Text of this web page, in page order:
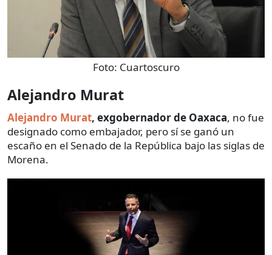
Foto: Cuartoscuro
Alejandro Murat
Alejandro Murat, exgobernador de Oaxaca, no fue
designado como embajador, pero sí se ganó un
escaño en el Senado de la República bajo las siglas de
Morena.